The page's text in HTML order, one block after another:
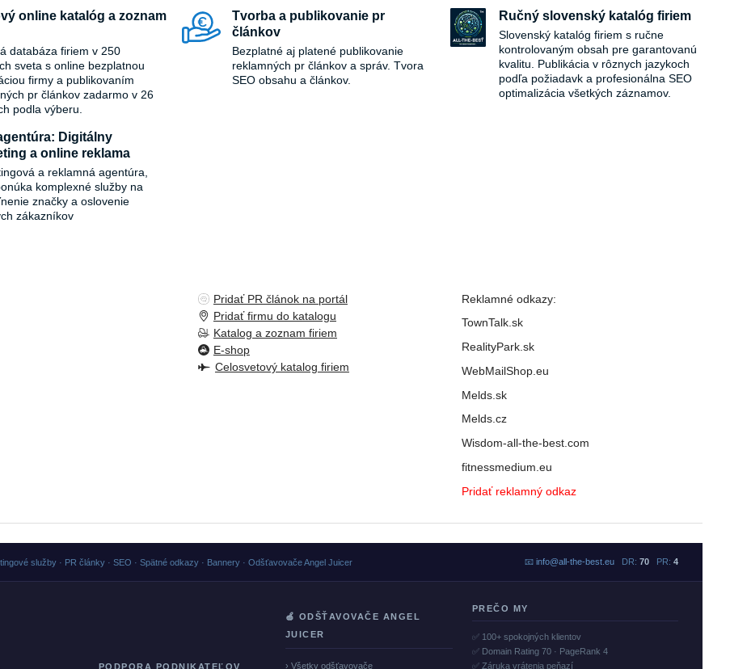
online katalóg a zoznam
databáza firiem v 250
sveta s online bezplatnou
firmy a publikovaním
pr článkov zadarmo v 26
podla výberu.
Tvorba a publikovanie pr
článkov
Bezplatné aj platené publikovanie
reklamných pr článkov a správ. Tvora
SEO obsahu a článkov.
Ručný slovenský katalóg firiem
Slovenský katalóg firiem s ručne
kontrolovaným obsah pre garantovanú
kvalitu. Publikácia v rôznych jazykoch
podľa požiadavk a profesionálna SEO
optimalizácia všetkých záznamov.
Digitálny
a online reklama
a reklamná agentúra,
komplexné služby na
značky a oslovenie
zákazníkov
Pridať PR článok na portál
Pridať firmu do katalogu
Katalog a zoznam firiem
E-shop
Celosvetový katalog firiem
Reklamné odkazy:
TownTalk.sk
RealityPark.sk
WebMailShop.eu
Melds.sk
Melds.cz
Wisdom-all-the-best.com
fitnessmedium.eu
Pridať reklamný odkaz
služby · PR články · SEO · Spätné odkazy · Bannery · Odšťavovače Angel Juicer 📧 info@all-the-best.euDR: 70PR: 4
PODPORA PODNIKATEĽOV
🍏 ODŠŤAVOVAČE ANGEL
JUICER
› Všetky odšťavovače
PREČO MY
✅ 100+ spokojných klientov
✅ Domain Rating 70 · PageRank 4
✅ Záruka vrátenia peňazí